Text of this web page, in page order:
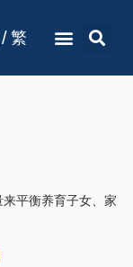
/ 繁
平衡养育子女、家